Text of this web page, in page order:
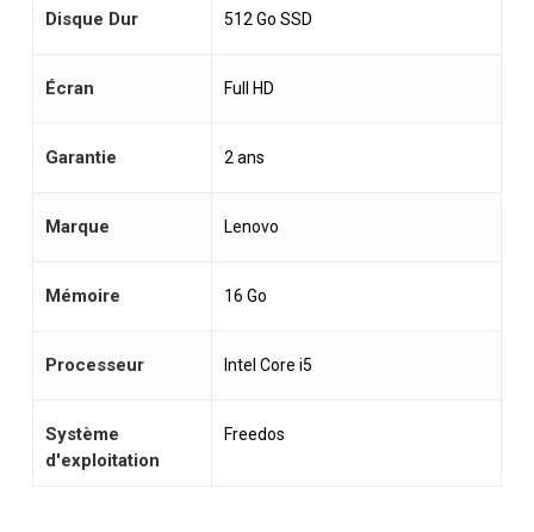
Disque Dur 512 Go SSD
Écran Full HD
Garantie 2 ans
Marque Lenovo
Mémoire 16 Go
Processeur Intel Core i5
Système
d'exploitation
Freedos